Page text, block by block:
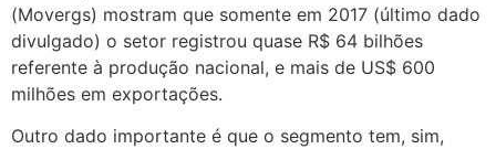
(Movergs) mostram que somente em 2017 (último dado
divulgado) o setor registrou quase R$ 64 bilhões
referente à produção nacional, e mais de US$ 600
milhões em exportações.
Outro dado importante é que o segmento tem, sim,